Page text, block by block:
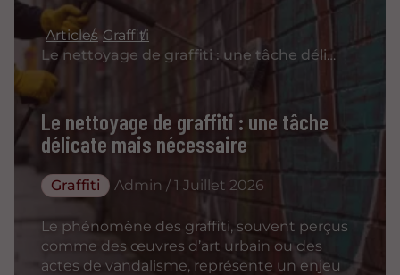
Articles Graffiti
Le nettoyage de graffiti : une tâche délicate mais nécessaire
Le nettoyage de graffiti : une tâche
délicate mais nécessaire
Graffiti Admin / 1 Juillet 2026
Le phénomène des graffiti, souvent perçus
comme des œuvres d’art urbain ou des
actes de vandalisme, représente un enjeu